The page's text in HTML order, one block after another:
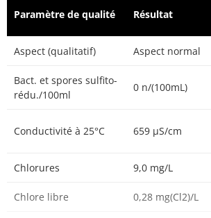
Paramètre de qualité Résultat
Aspect (qualitatif) Aspect normal
Bact. et spores sulfito-
rédu./100ml
0 n/(100mL)
Conductivité à 25°C 659 µS/cm
Chlorures 9,0 mg/L
Chlore libre 0,28 mg(Cl2)/L